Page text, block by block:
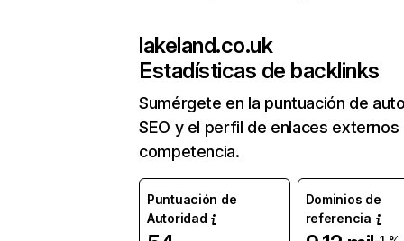
lakeland.co.uk
Estadísticas de backlinks
Sumérgete en la puntuación de
SEO y el perfil de enlaces externos
competencia.
Puntuación de
Autoridad
Dominios de
referencia